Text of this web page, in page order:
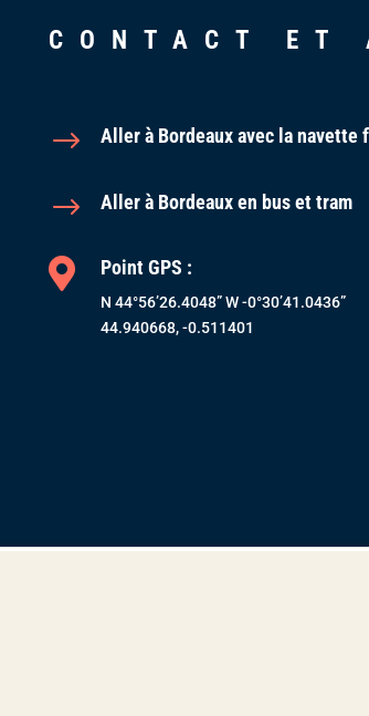
CONTACT ET
$ Aller à Bordeaux avec la navette
$ Aller à Bordeaux en bus et tram
 Point GPS :
N 44°56’26.4048” W -0°30’41.0436”
44.940668, -0.511401